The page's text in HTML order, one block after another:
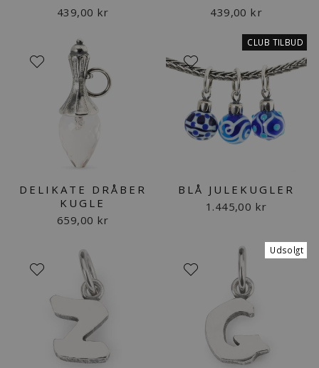
439,00 kr
439,00 kr
DELIKATE DRÅBER
KUGLE
659,00 kr
CLUB TILBUD
BLÅ JULEKUGLER
1.445,00 kr
Udsolgt